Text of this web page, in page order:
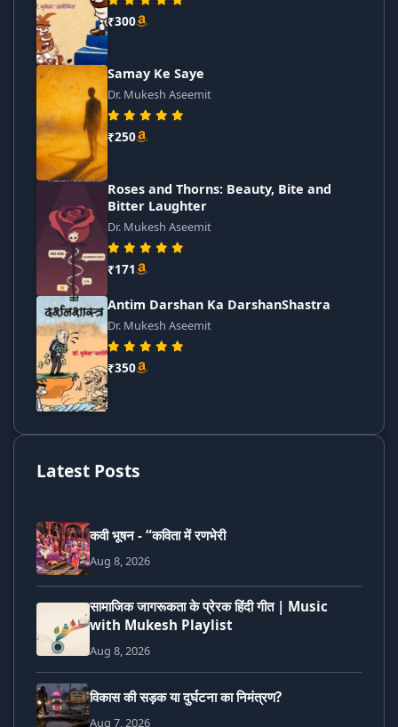
₹300
Samay Ke Saye
Dr. Mukesh Aseemit
₹250
Roses and Thorns: Beauty, Bite and
Bitter Laughter
Dr. Mukesh Aseemit
₹171
Antim Darshan Ka DarshanShastra
Dr. Mukesh Aseemit
₹350
Latest Posts
कवी भूषन - “कविता में रणभेरी
Aug 8, 2026
सामाजिक जागरूकता के प्रेरक हिंदी गीत | Music
with Mukesh Playlist
Aug 8, 2026
विकास की सड़क या दुर्घटना का निमंत्रण?
Aug 7, 2026